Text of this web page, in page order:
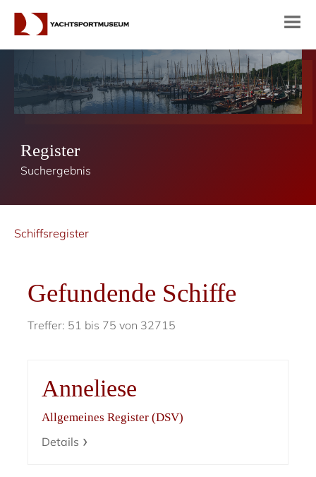
Register
Suchergebnis
Schiffsregister
Gefundende Schiffe
Treffer: 51 bis 75 von 32715
Anneliese
Allgemeines Register (DSV)
Details